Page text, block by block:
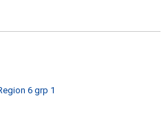
6 grp 1